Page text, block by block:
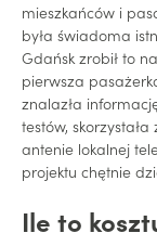
mieszkańców i
była świadoma
Gdańsk zrobił to
pierwsza
znalazła
testów,
antenie lokalnej
projektu chętnie
Ile to